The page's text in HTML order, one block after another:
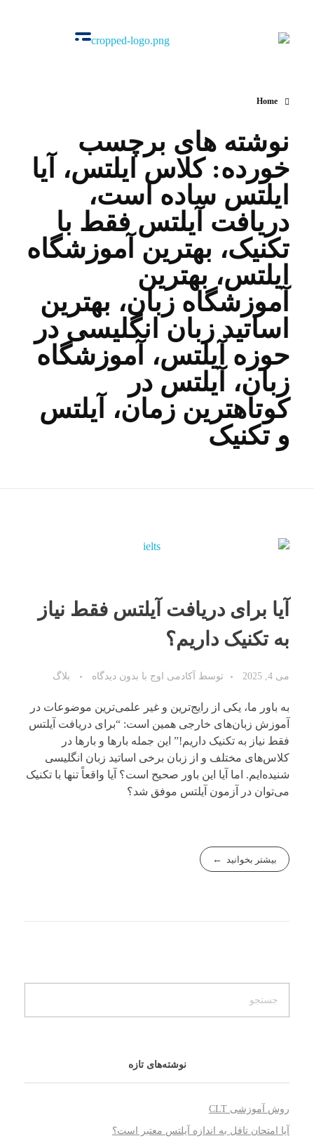
Home
نوشته های برچسب
خورده: کلاس ایلتس، آیا
ایلتس ساده است،
دریافت آیلتس فقط با
تکنیک، بهترین آموزشگاه
ایلتس، بهترین
آموزشگاه زبان، بهترین
اساتید زبان انگلیسی در
حوزه آیلتس، آموزشگاه
زبان، آیلتس در
کوتاهترین زمان، آیلتس
و تکنیک
آیا برای دریافت آیلتس فقط نیاز
به تکنیک داریم؟
می 4, 2025 توسط آکادمی اوج با بدون دیدگاه بلاگ
به باور ما، یکی از رایج‌ترین و غیر علمی‌ترین موضوعات در
آموزش زبان‌های خارجی همین است: “برای دریافت آیلتس
فقط نیاز به تکنیک داریم!” این جمله بارها و بارها در
کلاس‌های مختلف و از زبان برخی اساتید زبان انگلیسی
شنیده‌ایم. اما آیا این باور صحیح است؟ آیا واقعاً تنها با تکنیک
می‌توان در آزمون آیلتس موفق شد؟
بیشتر بخوانید
نوشته‌های تازه
روش آموزشی CLT
آیا امتحان تافل به اندازه آیلتس معتبر است؟